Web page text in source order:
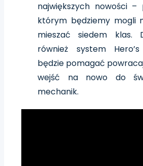
największych nowości –
którym będziemy mogli
mieszać siedem klas.
również system
będzie pomagać
wejść na nowo do
mechanik.